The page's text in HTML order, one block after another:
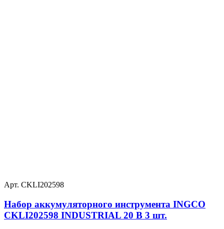
Арт. CKLI202598
Набор аккумуляторного инструмента INGCO
CKLI202598 INDUSTRIAL 20 В 3 шт.